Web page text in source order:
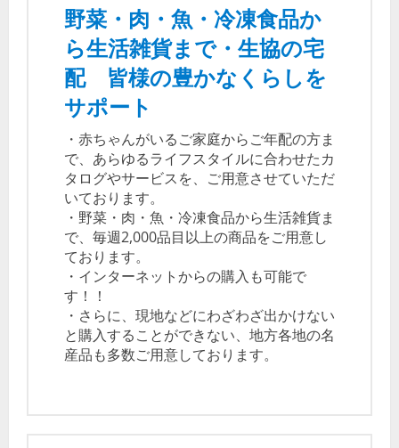
野菜・肉・魚・冷凍食品か
ら生活雑貨まで・生協の宅
配 皆様の豊かなくらしを
サポート
・赤ちゃんがいるご家庭からご年配の方ま
で、あらゆるライフスタイルに合わせたカ
タログやサービスを、ご用意させていただ
いております。
・野菜・肉・魚・冷凍食品から生活雑貨ま
で、毎週2,000品目以上の商品をご用意し
ております。
・インターネットからの購入も可能で
す！！
・さらに、現地などにわざわざ出かけない
と購入することができない、地方各地の名
産品も多数ご用意しております。